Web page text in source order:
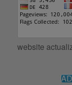
website